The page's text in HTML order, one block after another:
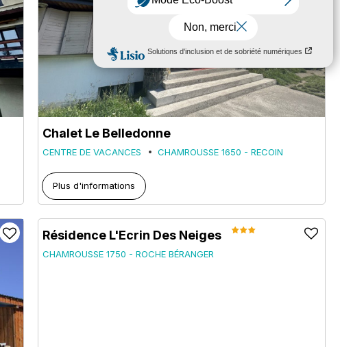
Chalet Le Belledonne
CENTRE DE VACANCES CHAMROUSSE 1650 - RECOIN
Plus d'informations
Résidence L'Ecrin Des Neiges
CHAMROUSSE 1750 - ROCHE BÉRANGER